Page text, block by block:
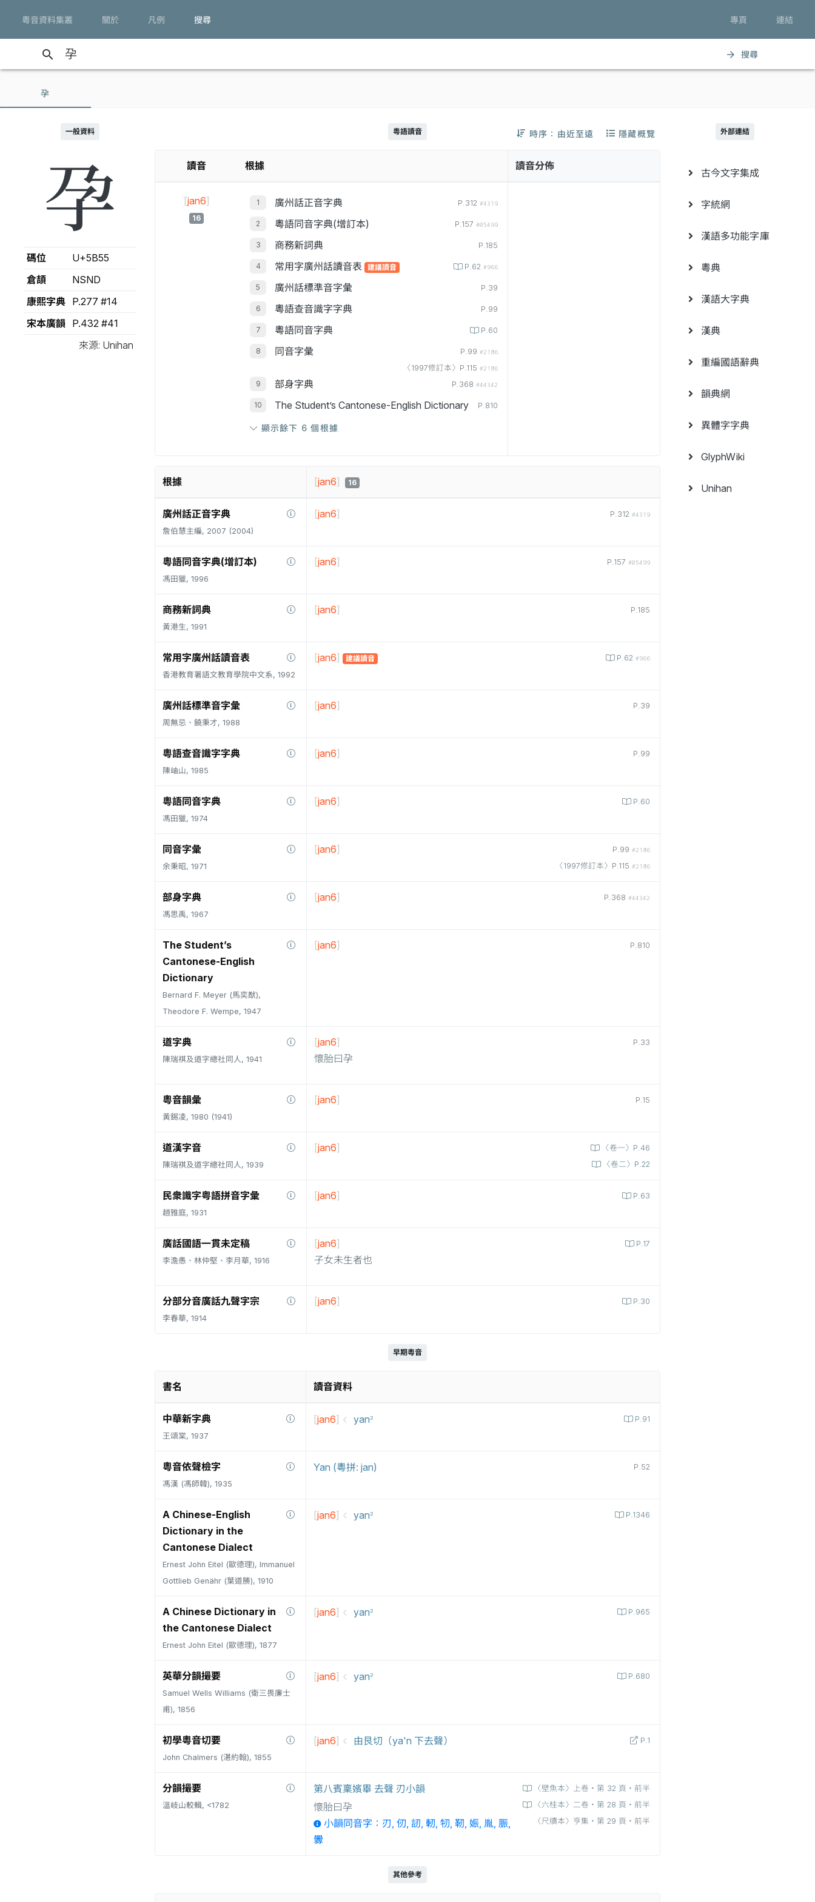
粵音資料集叢 關於 凡例 搜尋 專頁 連結
search arrow_forward 搜尋
孕
一般資料
孕
碼位
U+5B55
倉頡
NSND
康熙字典
P.277 #14
宋本廣韻
P.432 #41
來源: Unihan
粵語讀音 時序：由近至遠 隱藏概覽
讀音 根據
[jan6]
16
廣州話正音字典 P.312 #4319
粵語同音字典(增訂本) P.157 #05499
商務新詞典 P.185
常用字廣州話讀音表 建議讀音 P.62 #966
廣州話標準音字彙 P.39
粵語查音識字字典 P.99
粵語同音字典 P.60
同音字彙 P.99 #2186
〈1997修訂本〉P.115 #2186
部身字典 P.368 #44342
The Student’s Cantonese-English Dictionary P.810
顯示餘下 6 個根據
讀音分佈
根據 [jan6] 16
廣州話正音字典
詹伯慧主編, 2007 (2004)
P.312 #4319
[jan6]
粵語同音字典(增訂本)
馮田獵, 1996
P.157 #05499
[jan6]
商務新詞典
黃港生, 1991
P.185
[jan6]
常用字廣州話讀音表
香港教育署語文教育學院中文系, 1992
P.62 #966
[jan6] 建議讀音
廣州話標準音字彙
周無忌、饒秉才, 1988
P.39
[jan6]
粵語查音識字字典
陳岫山, 1985
P.99
[jan6]
粵語同音字典
馮田獵, 1974
P.60
[jan6]
同音字彙
余秉昭, 1971
P.99 #2186
〈1997修訂本〉P.115 #2186
[jan6]
部身字典
馮思禹, 1967
P.368 #44342
[jan6]
The Student’s
Cantonese-English
Dictionary
Bernard F. Meyer (馬奕猷),
Theodore F. Wempe, 1947
P.810
[jan6]
道字典
陳瑞祺及道字總社同人, 1941
P.33
[jan6]
懷胎曰孕
粵音韻彙
黃錫凌, 1980 (1941)
P.15
[jan6]
道漢字音
陳瑞祺及道字總社同人, 1939
〈卷一〉P.46
〈卷二〉P.22
[jan6]
民衆識字粤語拼音字彙
趙雅庭, 1931
P.63
[jan6]
廣話國語一貫未定稿
李澹愚、林仲堅、李月華, 1916
P.17
[jan6]
子女未生者也
分部分音廣話九聲字宗
李春華, 1914
P.30
[jan6]
早期粵音
書名 讀音資料
中華新字典
王頌棠, 1937
P.91
[jan6] yan꜅
粵音依聲檢字
馮漢 (馮師韓), 1935
P.52
Yan (粵拼: jan)
A Chinese-English
Dictionary in the
Cantonese Dialect
Ernest John Eitel (歐德理), Immanuel
Gottlieb Genähr (葉道勝), 1910
P.1346
[jan6] yan꜅
A Chinese Dictionary in
the Cantonese Dialect
Ernest John Eitel (歐德理), 1877
P.965
[jan6] yan꜅
英華分韻撮要
Samuel Wells Williams (衛三畏廉士
甫), 1856
P.680
[jan6] yan꜅
初學粵音切要
John Chalmers (湛約翰), 1855
P.1
[jan6] 由艮切（ya'n 下去聲）
分韻撮要
溫岐山較輯, <1782
〈壁魚本〉上卷‧第 32 頁‧前半
〈六桂本〉二卷‧第 28 頁‧前半
〈尺牘本〉亨集‧第 29 頁‧前半
第八賓稟嬪畢 去聲 刃小韻
懷胎曰孕
小韻同音字：刃, 仞, 訒, 軔, 牣, 靭, 娠, 胤, 脤,
釁
其他參考
外部連結
古今文字集成
字統網
漢語多功能字庫
粵典
漢語大字典
漢典
重編國語辭典
韻典網
異體字字典
GlyphWiki
Unihan